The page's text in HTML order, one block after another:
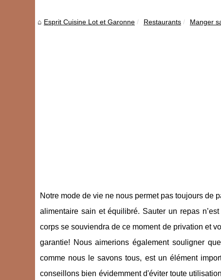
Esprit Cuisine Lot et Garonne Restaurants Manger
Notre mode de vie ne nous permet pas toujours de
alimentaire sain et équilibré. Sauter un repas
corps se souviendra de ce moment de privation et
garantie! Nous aimerions également souligner
comme nous le savons tous, est un élément
conseillons bien évidemment d'éviter toute